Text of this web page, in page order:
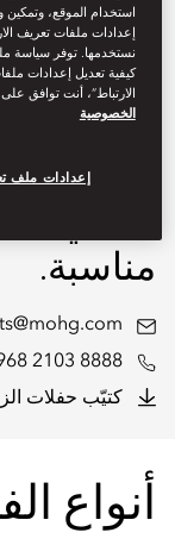
الشاطئ.
الفاخرة
أجمل
تكتمل
مناسبة.
2103 8888
كتيّب حفلات
أنواع
استخدام الموقع،
إعدادات ملفات تعريف
نستخدمها. توفر سياسة
كيفية تعديل إعدادات
الارتباط”، أنت توافق
الخصوصية
إعدادات ملف